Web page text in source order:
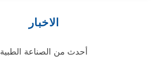
الاخبار
أحدث من الصناعة الطبية